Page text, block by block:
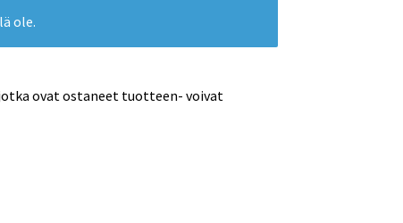
ole.
ovat ostaneet tuotteen- voivat